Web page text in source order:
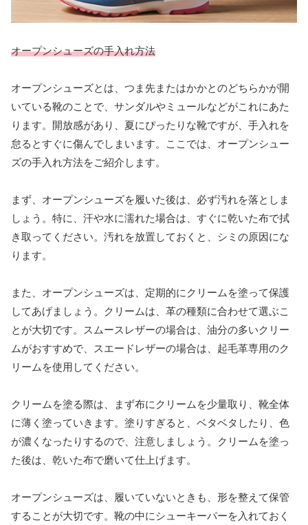
オープンシューズの手入れ方法
オープンシューズとは、つま先またはかかとのどちらかが開
いている靴のことで、サンダルやミュールなどがこれにあた
ります。開放感があり、夏にぴったりな靴ですが、手入れを
怠るとすぐに傷んでしまいます。ここでは、オープンシュー
ズの手入れ方法をご紹介します。
まず、オープンシューズを履いた後は、必ず汚れを落としま
しょう。特に、汗や水に濡れた場合は、すぐに乾いた布で拭
き取ってください。汚れを放置しておくと、シミの原因にな
ります。
また、オープンシューズは、定期的にクリームを塗って保護
してあげましょう。クリームは、革の種類に合わせて選ぶこ
とが大切です。スムースレザーの場合は、油分の多いクリー
ムがおすすめで、スエードレザーの場合は、起毛革専用のク
リームを使用してください。
クリームを塗る際は、まず布にクリームを少量取り、靴全体
に薄く塗っていきます。塗りすぎると、ベタベタしたり、色
が濃くなったりするので、注意しましょう。クリームを塗っ
た後は、乾いた布で磨いて仕上げます。
オープンシューズは、履いていないときも、形を整えて保管
することが大切です。靴の中にシューキーパーを入れておく